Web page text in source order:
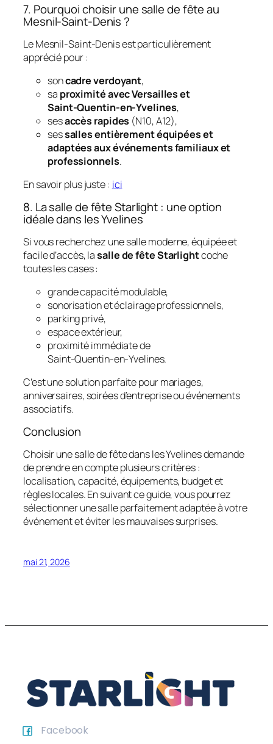
7. Pourquoi choisir une salle de fête au
Mesnil‑Saint‑Denis ?
Le Mesnil‑Saint‑Denis est particulièrement
apprécié pour :
soncadre verdoyant,
sa proximité avec Versailles et
Saint‑Quentin‑en‑Yvelines,
sesaccès rapides (N10, A12),
sessalles entièrement équipées et
adaptées aux événements familiaux et
professionnels.
En savoir plus juste : ici
8. La salle de fête Starlight : une option
idéale dans les Yvelines
Si vous recherchez une salle moderne, équipée et
facile d’accès, lasalle de fête Starlightcoche
toutes les cases :
grande capacité modulable,
sonorisation et éclairage professionnels,
parking privé,
espace extérieur,
proximité immédiate de
Saint‑Quentin‑en‑Yvelines.
C’est une solution parfaite pour mariages,
anniversaires, soirées d’entreprise ou événements
associatifs.
Conclusion
Choisir une salle de fête dans les Yvelines demande
de prendre en compte plusieurs critères :
localisation, capacité, équipements, budget et
règles locales. En suivant ce guide, vous pourrez
sélectionner une salle parfaitement adaptée à votre
événement et éviter les mauvaises surprises.
mai 21, 2026
Facebook